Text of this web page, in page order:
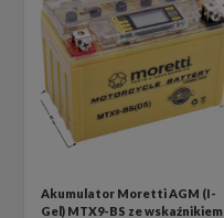
Akumulator Moretti AGM (I-
Gel) MTX9-BS ze wskaźnikiem